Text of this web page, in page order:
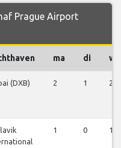
Prague Airport
ma di wo
(DXB) 2 1 2
1 0 1